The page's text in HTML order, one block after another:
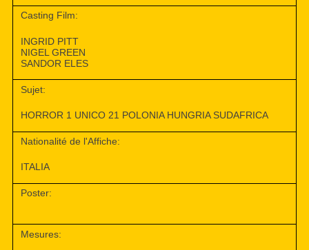
Casting Film:
INGRID PITT
NIGEL GREEN
SANDOR ELES
Sujet:
HORROR 1 UNICO 21 POLONIA HUNGRIA SUDAFRICA
Nationalité de l'Affiche:
ITALIA
Poster:
Mesures: